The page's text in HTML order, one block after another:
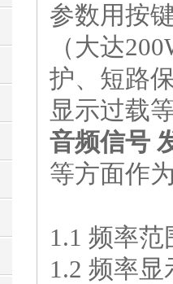
参数用按
（大达
护、短路
显示过载
音频信号
等方面作
1.1 频率
1.2 频率